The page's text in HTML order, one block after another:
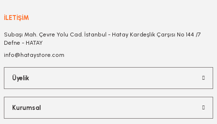
İLETİŞİM
Subaşı Mah. Çevre Yolu Cad. İstanbul - Hatay Kardeşlik Çarşısı No 144 /7
Defne - HATAY
info@hataystore.com
Üyelik
Kurumsal